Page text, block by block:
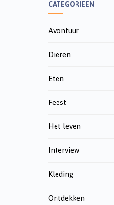
CATEGORIEËN
Avontuur
Dieren
Eten
Feest
Het leven
Interview
Kleding
Ontdekken